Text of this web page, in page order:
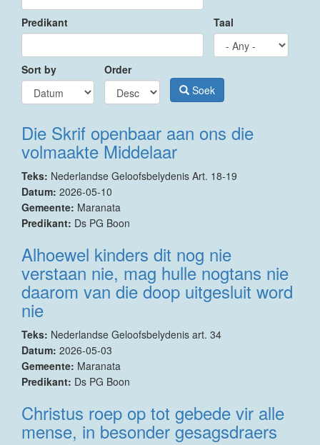
Predikant Taal
Sort by
Order
Soek
Die Skrif openbaar aan ons die
volmaakte Middelaar
Teks: Nederlandse Geloofsbelydenis Art. 18-19
Datum: 2026-05-10
Gemeente: Maranata
Predikant: Ds PG Boon
Alhoewel kinders dit nog nie
verstaan nie, mag hulle nogtans nie
daarom van die doop uitgesluit word
nie
Teks: Nederlandse Geloofsbelydenis art. 34
Datum: 2026-05-03
Gemeente: Maranata
Predikant: Ds PG Boon
Christus roep op tot gebede vir alle
mense, in besonder gesagsdraers